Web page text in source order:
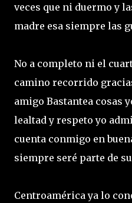
veces que ni duermo y
madre esa siempre las
No a completo ni el
camino recorrido
amigo Bastantea cosas
lealtad y respeto yo
cuenta conmigo en
siempre seré parte de
Centroamérica ya lo